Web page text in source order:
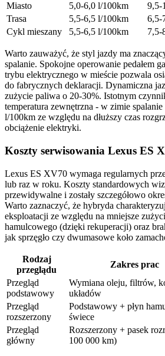
Miasto
5,0-6,0 l/100km
9,5-
Trasa
5,5-6,5 l/100km
6,5-
Cykl mieszany
5,5-6,5 l/100km 7,5-
Warto zauważyć, że styl jazdy ma
spalanie. Spokojne operowanie pedałem
trybu elektrycznego w mieście pozwala
do fabrycznych deklaracji. Dynamiczna
zużycie paliwa o 20-30%. Istotnym
temperatura zewnętrzna - w zimie
l/100km ze względu na dłuższy czas
obciążenie elektryki.
Koszty serwisowania Lexus ES
Lexus ES XV70 wymaga regularnych
lub raz w roku. Koszty standardowych
przewidywalne i zostały szczegółowo
Warto zaznaczyć, że hybryda
eksploatacji ze względu na mniejsze
hamulcowego (dzięki rekuperacji) oraz
jak sprzęgło czy dwumasowe koło
Rodzaj
przeglądu
Zakres prac
Przegląd
podstawowy
Wymiana oleju, filtrów,
układów
Przegląd
rozszerzony
Podstawowy + płyn
świece
Przegląd
główny
Rozszerzony + pasek
100 000 km)